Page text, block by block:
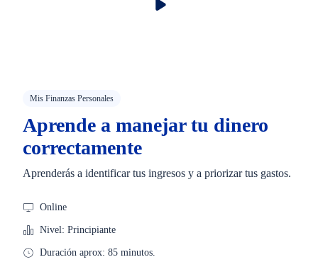
Mis Finanzas Personales
Aprende a manejar tu dinero
correctamente
Aprenderás a identificar tus ingresos y a priorizar tus gastos.
Online
Nivel: Principiante
Duración aprox: 85 minutos.